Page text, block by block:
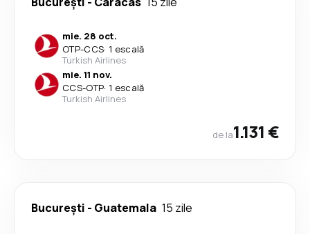
mie. 28 oct.
OTP-CCS· 1 escală
Turkish Airlines
mie. 11 nov.
CCS-OTP· 1 escală
Turkish Airlines
de la1.131 €
București - Guatemala 15 zile